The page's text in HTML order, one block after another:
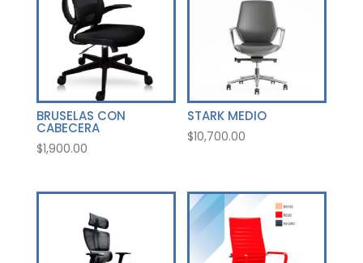
BRUSELAS CON
CABECERA
$1,900.00
STARK MEDIO
$10,700.00